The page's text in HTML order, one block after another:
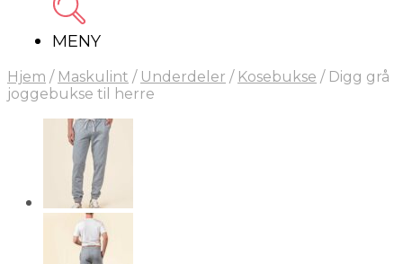
MENY
Hjem / Maskulint / Underdeler / Kosebukse /Digg grå
joggebukse til herre